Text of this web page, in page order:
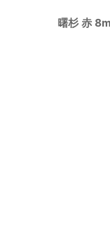
曙杉 赤